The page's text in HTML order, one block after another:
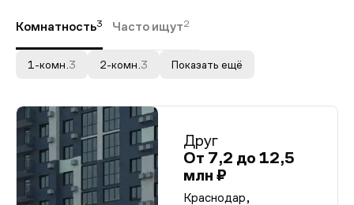
Комнатность3 Часто ищут2
1-комн. 3 2-комн. 3 Показать ещё
Друг
От 7,2 до 12,5
млн ₽
Краснодар,